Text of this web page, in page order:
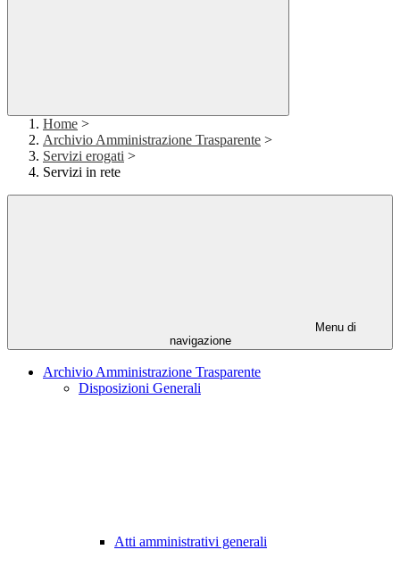
Home >
Archivio Amministrazione Trasparente >
Servizi erogati >
Servizi in rete
Menu di
navigazione
Archivio Amministrazione Trasparente
Disposizioni Generali
Atti amministrativi generali